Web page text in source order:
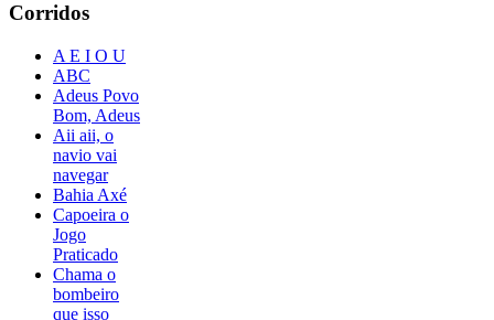
Corridos
A E I O U
ABC
Adeus Povo
Bom, Adeus
Aii aii, o
navio vai
navegar
Bahia Axé
Capoeira o
Jogo
Praticado
Chama o
bombeiro
que isso